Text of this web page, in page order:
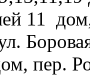
11
пер.